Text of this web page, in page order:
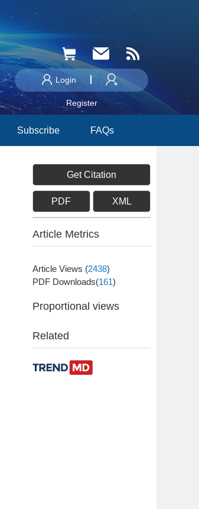
Login
Register
Subscribe FAQs
Get Citation
PDF XML
Article Metrics
Article Views (2438)
PDF Downloads(161)
Proportional views
Related